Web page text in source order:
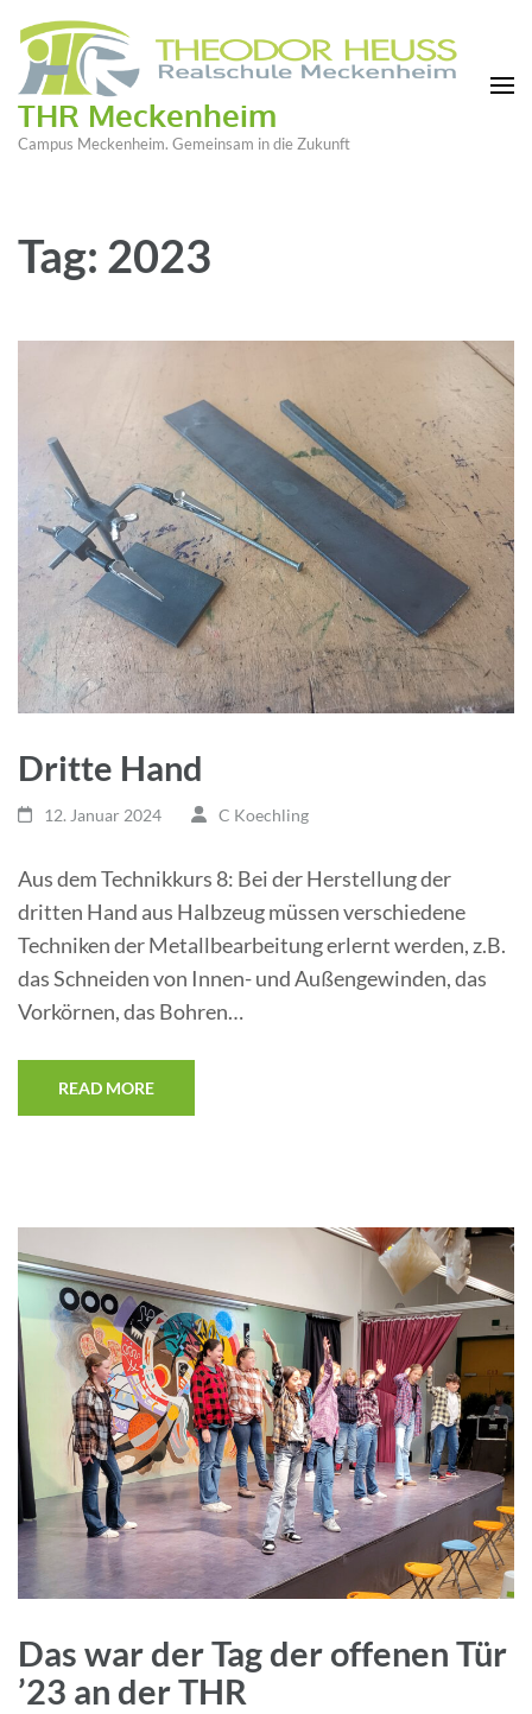
THR Meckenheim
Campus Meckenheim. Gemeinsam in die Zukunft
Tag: 2023
Dritte Hand
12. Januar 2024 C Koechling
Aus dem Technikkurs 8: Bei der Herstellung der
dritten Hand aus Halbzeug müssen verschiedene
Techniken der Metallbearbeitung erlernt werden, z.B.
das Schneiden von Innen- und Außengewinden, das
Vorkörnen, das Bohren…
READ MORE
Das war der Tag der offenen Tür
’23 an der THR